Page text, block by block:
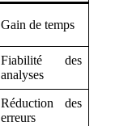
Gain de temps
Fiabilité des
analyses
Réduction des
erreurs